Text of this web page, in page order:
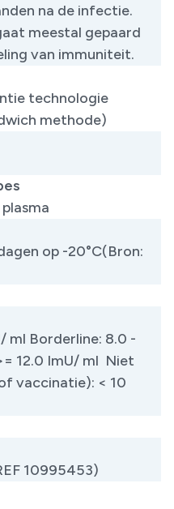
na de infectie.
meestal gepaard
van immuniteit.
technologie
methode)
op -20°C(Bron:
ml Borderline: 8.0 -
12.0 ImU/ ml Niet
vaccinatie): < 10
10995453)